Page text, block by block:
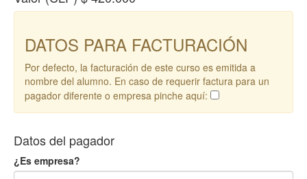
DATOS PARA FACTURACIÓN
Por defecto, la facturación de este curso es emitida a
nombre del alumno. En caso de requerir factura para un
pagador diferente o empresa pinche aquí:
Datos del pagador
¿Es empresa?